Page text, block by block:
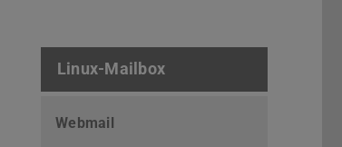
Linux-Mailbox
Webmail